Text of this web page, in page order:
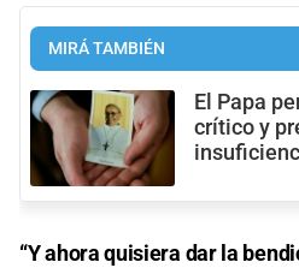
MIRÁ TAMBIÉN
El Papa
crítico y
“Y ahora quisiera dar la